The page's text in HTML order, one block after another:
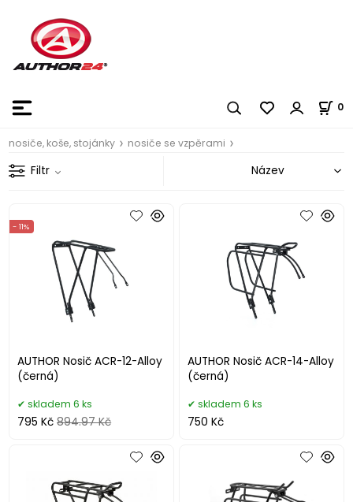
0
nosiče, koše, stojánky nosiče se vzpěrami
Filtr
AUTHOR Nosič ACR-12-Alloy
(černá)
- 11%
skladem 6 ks
795 Kč 894.97 Kč
AUTHOR Nosič ACR-14-Alloy
(černá)
skladem 6 ks
750 Kč